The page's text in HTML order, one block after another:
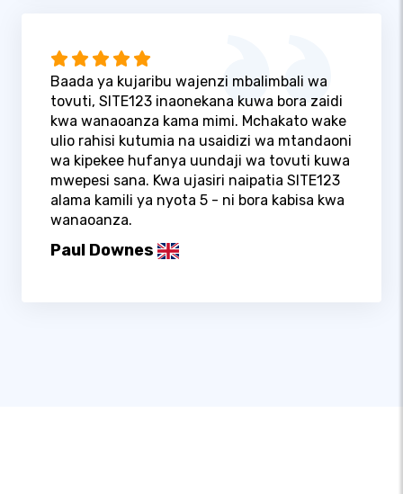
Baada ya kujaribu wajenzi mbalimbali wa
tovuti, SITE123 inaonekana kuwa bora zaidi
kwa wanaoanza kama mimi. Mchakato wake
ulio rahisi kutumia na usaidizi wa mtandaoni
wa kipekee hufanya uundaji wa tovuti kuwa
mwepesi sana. Kwa ujasiri naipatia SITE123
alama kamili ya nyota 5 - ni bora kabisa kwa
wanaoanza.
Paul Downes